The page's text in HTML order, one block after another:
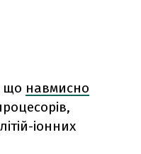
що навмисно
іонних